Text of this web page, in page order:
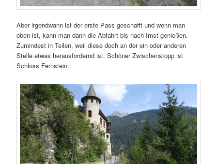
Aber irgendwann ist der erste Pass geschafft und wenn man
oben ist, kann man dann die Abfahrt bis nach Imst genießen.
Zumindest in Teilen, weil diese doch an der ein oder anderen
Stelle etwas herausfordernd ist. Schöner Zwischenstopp ist
Schloss Fernstein.